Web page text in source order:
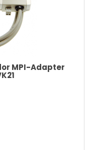
MPI-Adapter